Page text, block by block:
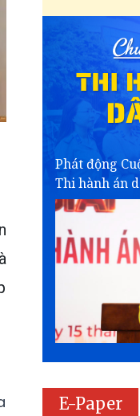
Phát động
Thi hành án
E-Paper